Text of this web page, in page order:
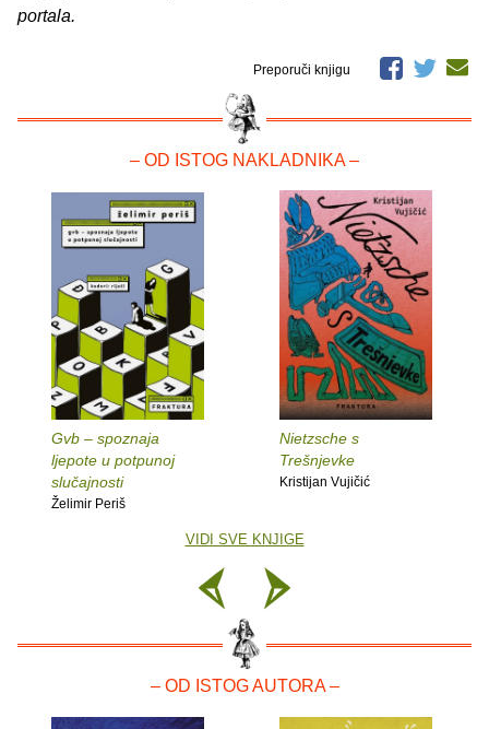
portala.
Preporuči knjigu
– OD ISTOG NAKLADNIKA –
Gvb – spoznaja
ljepote u potpunoj
slučajnosti
Želimir Periš
Nietzsche s
Trešnjevke
Kristijan Vujičić
VIDI SVE KNJIGE
– OD ISTOG AUTORA –